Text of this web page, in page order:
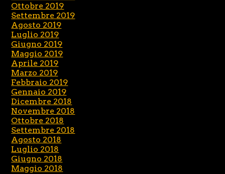
Ottobre 2019
Settembre 2019
Agosto 2019
Luglio 2019
Giugno 2019
Maggio 2019
Aprile 2019
Marzo 2019
Febbraio 2019
Gennaio 2019
Dicembre 2018
Novembre 2018
Ottobre 2018
Settembre 2018
Agosto 2018
Luglio 2018
Giugno 2018
Maggio 2018